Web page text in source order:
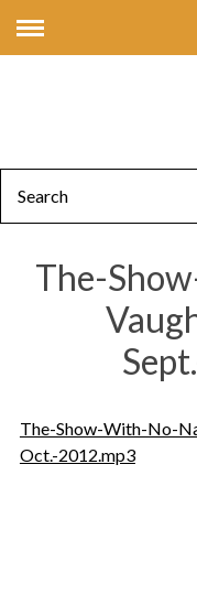
The-
The-Show-With-No-
Oct.-2012.mp3